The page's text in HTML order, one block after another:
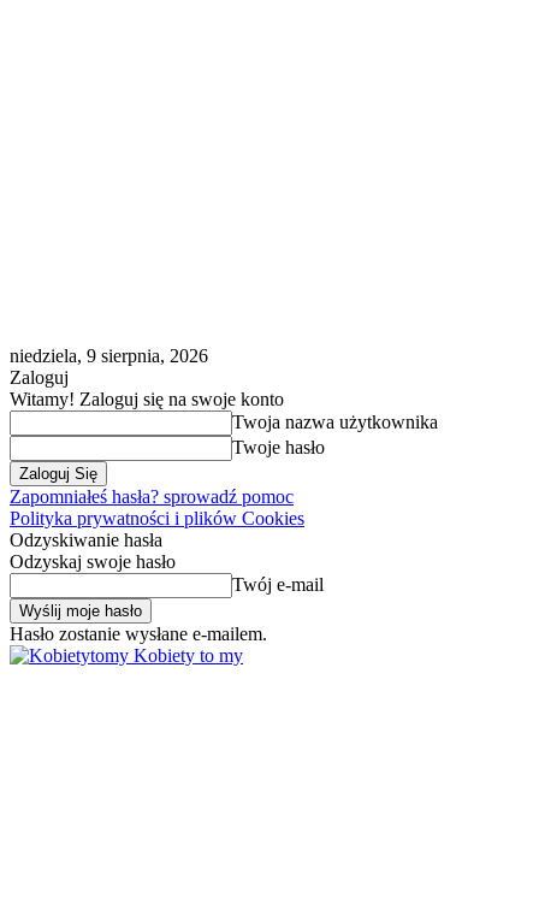
niedziela, 9 sierpnia, 2026
Zaloguj
Witamy! Zaloguj się na swoje konto
Twoja nazwa użytkownika
Twoje hasło
Zapomniałeś hasła? sprowadź pomoc
Polityka prywatności i plików Cookies
Odzyskiwanie hasła
Odzyskaj swoje hasło
Twój e-mail
Hasło zostanie wysłane e-mailem.
Kobiety to my